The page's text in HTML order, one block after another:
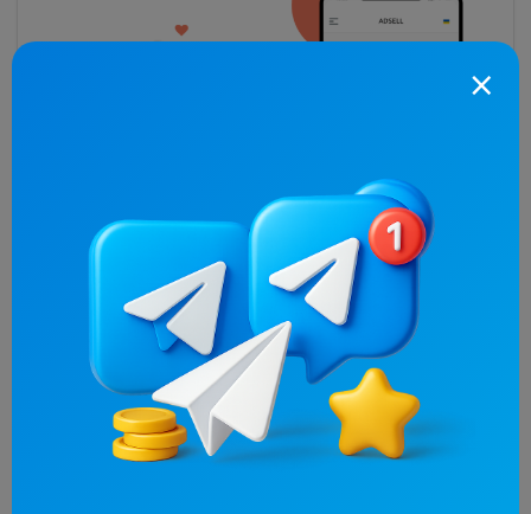
Топ каналів, що продають
рекламу
×